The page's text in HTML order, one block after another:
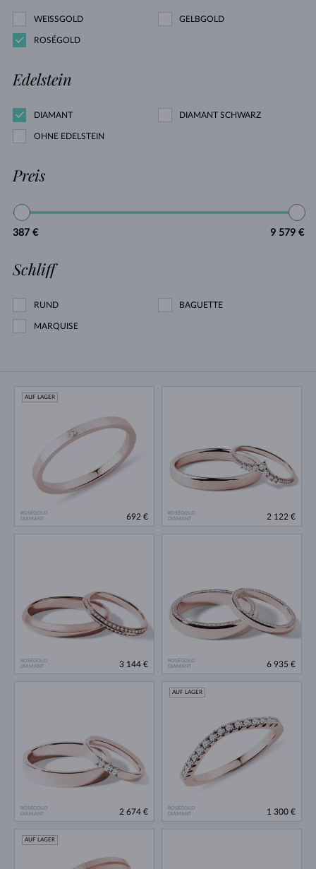
WEISSGOLD GELBGOLD
ROSÉGOLD
Edelstein
DIAMANT DIAMANT SCHWARZ
OHNE EDELSTEIN
Preis
387 € 9 579 €
Schliff
RUND BAGUETTE
MARQUISE
ROSÉGOLD
DIAMANT
AUF LAGER
692 €
ROSÉGOLD
DIAMANT
2 122 €
ROSÉGOLD
DIAMANT
3 144 €
ROSÉGOLD
DIAMANT
6 935 €
ROSÉGOLD
DIAMANT
2 674 €
ROSÉGOLD
DIAMANT
AUF LAGER
1 300 €
AUF LAGER